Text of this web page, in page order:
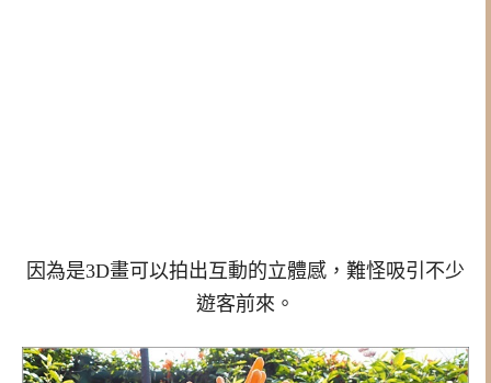
因為是3D畫可以拍出互動的立體感，難怪吸引不少
遊客前來。